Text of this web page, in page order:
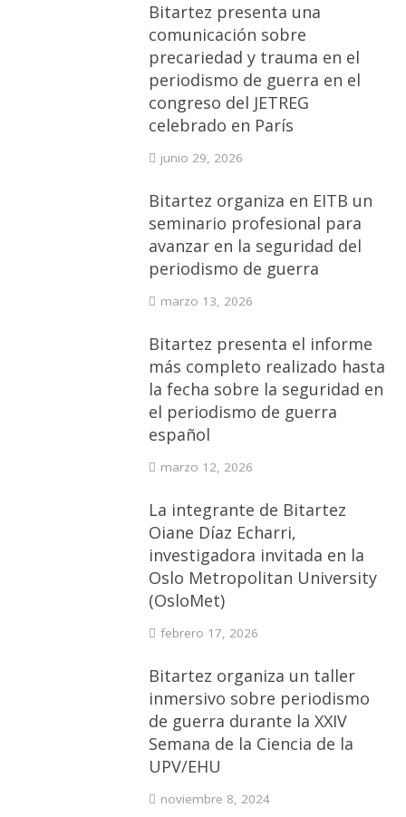
Bitartez presenta una
comunicación sobre
precariedad y trauma en el
periodismo de guerra en el
congreso del JETREG
celebrado en París
junio 29, 2026
Bitartez organiza en EITB un
seminario profesional para
avanzar en la seguridad del
periodismo de guerra
marzo 13, 2026
Bitartez presenta el informe
más completo realizado hasta
la fecha sobre la seguridad en
el periodismo de guerra
español
marzo 12, 2026
La integrante de Bitartez
Oiane Díaz Echarri,
investigadora invitada en la
Oslo Metropolitan University
(OsloMet)
febrero 17, 2026
Bitartez organiza un taller
inmersivo sobre periodismo
de guerra durante la XXIV
Semana de la Ciencia de la
UPV/EHU
noviembre 8, 2024